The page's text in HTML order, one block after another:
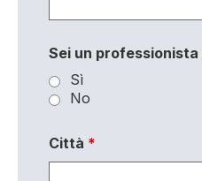
Sei un
Sì
No
Città *